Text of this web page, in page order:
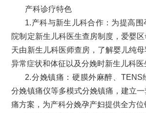
产科诊疗特色
1.产科与新生儿科合作：为提高
院制定新生儿科医生查房制度，爱婴
天由新生儿科医师查房，了解婴儿纯
异常症状和体征以及分娩时新生儿科医
2.分娩镇痛：硬膜外麻醉、TENS
分娩镇痛仪等多模式分娩镇痛，建立
痛方案，为产科分娩孕产妇提供全方位